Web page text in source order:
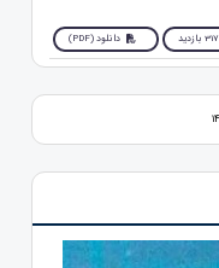
317 بازدید دانلود (PDF)